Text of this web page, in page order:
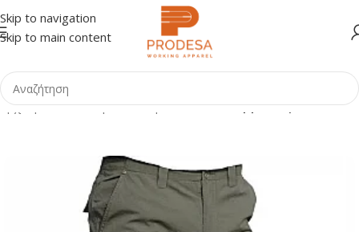
Skip to navigation
Skip to main content
Αρχική σελίδα Shop Ένδυση Παντελόνια εργασίας